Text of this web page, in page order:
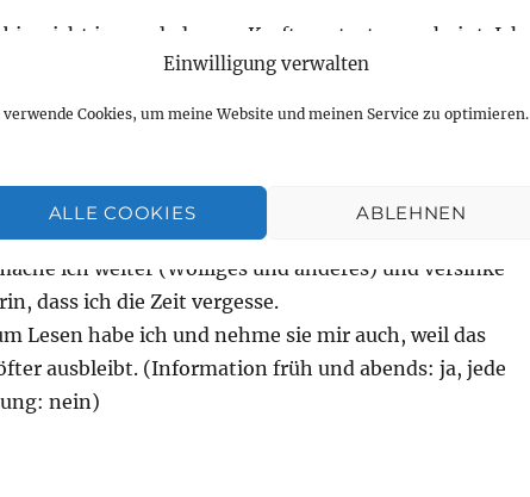
Einwilligung verwalten
verwende Cookies, um meine Website und meinen Service zu optimieren.
ALLE COOKIES ABLEHNEN
nicht jemand, der vor Kraft zu strotzen scheint. Ich
nicht so. Angst und Hoffnung liegen in der Abwehr
Gefahr schon eng beieinander. Und
auf mein starres Fahrrad und fahre im
de France. Das pustet die Lungen auf und durch.
ich weiter (Wolliges und anderes) und versinke
dass ich die Zeit vergesse.
Lesen habe ich und nehme sie mir auch, weil das
ausbleibt. (Information früh und abends: ja, jede
nein)
liegen schon eng bei einander.“